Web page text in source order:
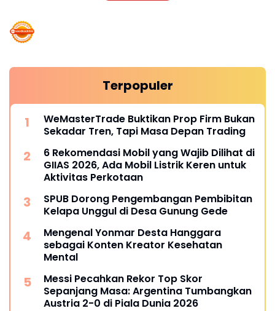
Terpopuler
WeMasterTrade Buktikan Prop Firm Bukan
Sekadar Tren, Tapi Masa Depan Trading
6 Rekomendasi Mobil yang Wajib Dilihat di
GIIAS 2026, Ada Mobil Listrik Keren untuk
Aktivitas Perkotaan
SPUB Dorong Pengembangan Pembibitan
Kelapa Unggul di Desa Gunung Gede
Mengenal Yonmar Desta Hanggara
sebagai Konten Kreator Kesehatan
Mental
Messi Pecahkan Rekor Top Skor
Sepanjang Masa: Argentina Tumbangkan
Austria 2-0 di Piala Dunia 2026